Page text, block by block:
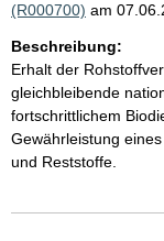
(R000700) am
Beschreibung:
Erhalt der
gleichbleibende
fortschrittlichem
Gewährleistung
und Reststoffe.